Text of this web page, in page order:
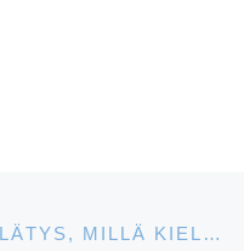
”NARVASSA ON AINA YLLÄTYS, MILLÄ KIELELLÄ KESKUSTELU TAPAHTUU!”